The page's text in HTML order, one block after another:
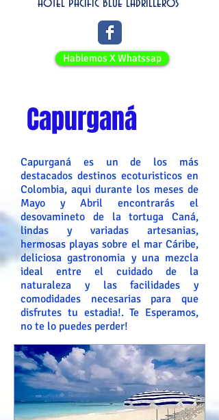
Hablemos X Whatssap
Capurganá
Capurganá es un de los más
destacados destinos ecoturisticos en
Colombia, aqui durante los meses de
Mayo y Abril encontrarás el
desovamineto de la tortuga Caná,
lindas y variadas artesanias,
hermosas playas sobre el mar Cáribe,
deliciosa gastronomia y una mezcla
ideal entre el cuidado de la
naturaleza y las facilidades y
comodidades necesarias para que
disfrutes tu estadia!. Te Esperamos,
no te lo puedes perder!